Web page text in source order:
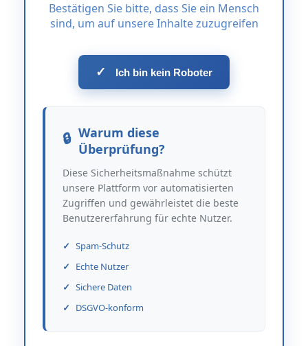
Bestätigen Sie bitte, dass Sie ein Mensch
sind, um auf unsere Inhalte zuzugreifen
✓ Ich bin kein Roboter
Warum diese
Überprüfung?
Diese Sicherheitsmaßnahme schützt
unsere Plattform vor automatisierten
Zugriffen und gewährleistet die beste
Benutzererfahrung für echte Nutzer.
Spam-Schutz
Echte Nutzer
Sichere Daten
DSGVO-konform